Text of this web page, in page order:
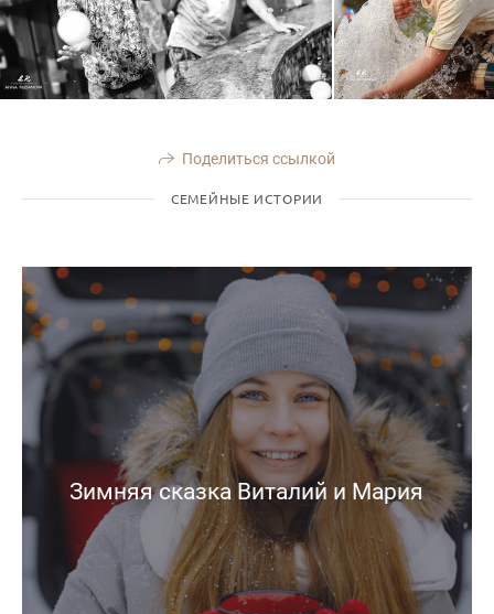
Поделиться ссылкой
СЕМЕЙНЫЕ ИСТОРИИ
Зимняя сказка Виталий и Мария